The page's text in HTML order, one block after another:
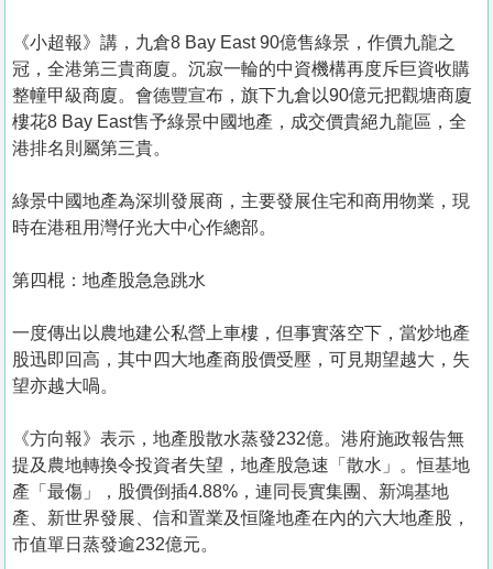
《小超報》講，九倉8 Bay East 90億售綠景，作價九龍之
冠，全港第三貴商廈。沉寂一輪的中資機構再度斥巨資收購
整幢甲級商廈。會德豐宣布，旗下九倉以90億元把觀塘商廈
樓花8 Bay East售予綠景中國地產，成交價貴絕九龍區，全
港排名則屬第三貴。
綠景中國地產為深圳發展商，主要發展住宅和商用物業，現
時在港租用灣仔光大中心作總部。
第四棍：地產股急急跳水
一度傳出以農地建公私營上車樓，但事實落空下，當炒地產
股迅即回高，其中四大地產商股價受壓，可見期望越大，失
望亦越大喎。
《方向報》表示，地產股散水蒸發232億。港府施政報告無
提及農地轉換令投資者失望，地產股急速「散水」。恒基地
產「最傷」，股價倒插4.88%，連同長實集團、新鴻基地
產、新世界發展、信和置業及恒隆地產在內的六大地產股，
市值單日蒸發逾232億元。